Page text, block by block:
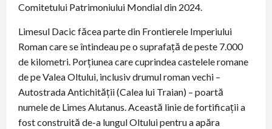
Comitetului Patrimoniului Mondial din 2024.
Limesul Dacic făcea parte din Frontierele Imperiului
Roman care se întindeau pe o suprafață de peste 7.000
de kilometri. Porțiunea care cuprindea castelele romane
de pe Valea Oltului, inclusiv drumul roman vechi –
Autostrada Antichității (Calea lui Traian) – poartă
numele de Limes Alutanus. Această linie de fortificații a
fost construită de-a lungul Oltului pentru a apăra